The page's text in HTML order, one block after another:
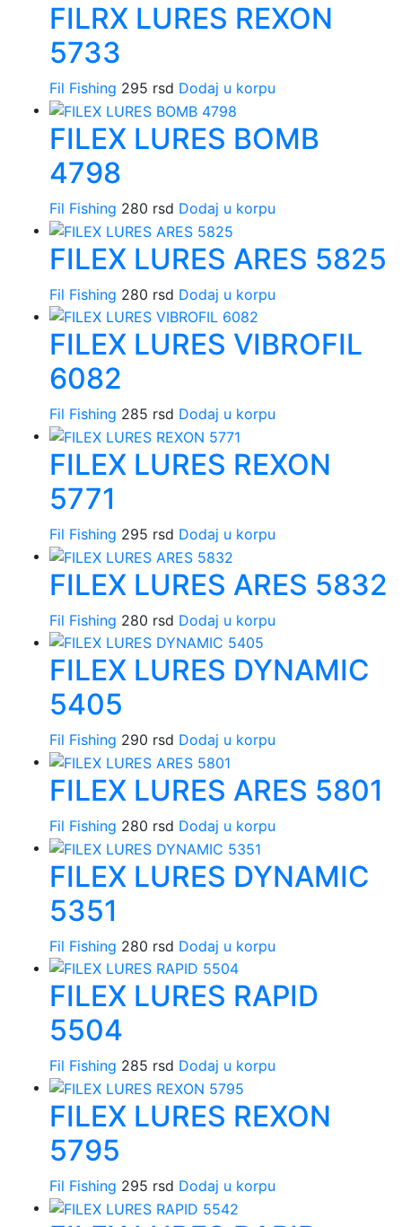
FILRX LURES REXON
5733
Fil Fishing 295 rsd Dodaj u korpu
FILEX LURES BOMB
4798
Fil Fishing 280 rsd Dodaj u korpu
FILEX LURES ARES 5825
Fil Fishing 280 rsd Dodaj u korpu
FILEX LURES VIBROFIL
6082
Fil Fishing 285 rsd Dodaj u korpu
FILEX LURES REXON
5771
Fil Fishing 295 rsd Dodaj u korpu
FILEX LURES ARES 5832
Fil Fishing 280 rsd Dodaj u korpu
FILEX LURES DYNAMIC
5405
Fil Fishing 290 rsd Dodaj u korpu
FILEX LURES ARES 5801
Fil Fishing 280 rsd Dodaj u korpu
FILEX LURES DYNAMIC
5351
Fil Fishing 280 rsd Dodaj u korpu
FILEX LURES RAPID
5504
Fil Fishing 285 rsd Dodaj u korpu
FILEX LURES REXON
5795
Fil Fishing 295 rsd Dodaj u korpu